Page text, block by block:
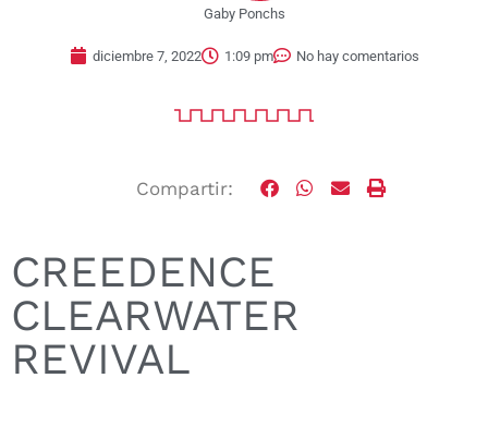
Gaby Ponchs
diciembre 7, 2022 1:09 pm No hay comentarios
Compartir:
CREEDENCE
CLEARWATER
REVIVAL